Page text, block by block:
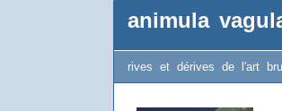
animula
rives et dérives de l'art